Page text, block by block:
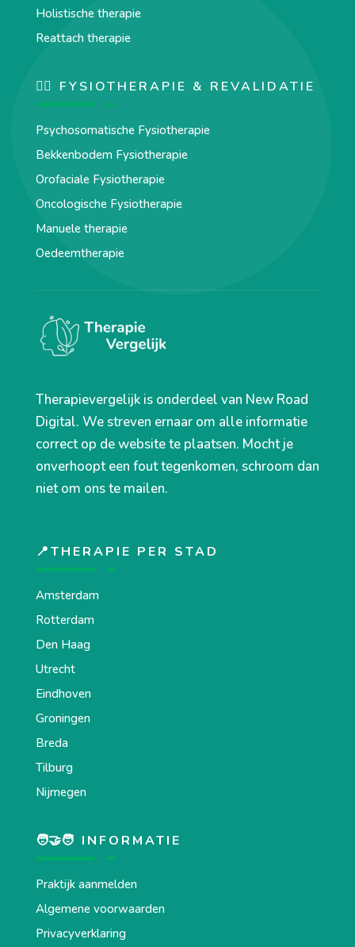
Holistische therapie
Reattach therapie
🏋️‍♀️ FYSIOTHERAPIE & REVALIDATIE
Psychosomatische Fysiotherapie
Bekkenbodem Fysiotherapie
Orofaciale Fysiotherapie
Oncologische Fysiotherapie
Manuele therapie
Oedeemtherapie
Therapievergelijk is onderdeel van New Road
Digital. We streven ernaar om alle informatie
correct op de website te plaatsen. Mocht je
onverhoopt een fout tegenkomen, schroom dan
niet om ons te mailen.
📍THERAPIE PER STAD
Amsterdam
Rotterdam
Den Haag
Utrecht
Eindhoven
Groningen
Breda
Tilburg
Nijmegen
🧑‍🤝‍🧑 INFORMATIE
Praktijk aanmelden
Algemene voorwaarden
Privacyverklaring